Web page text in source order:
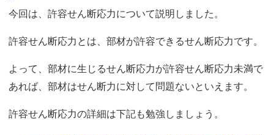
今回は、許容せん断応力について説明しました。
許容せん断応力とは、部材が許容できるせん断応力です。
よって、部材に生じるせん断応力が許容せん断応力未満で
あれば、部材はせん断力に対して問題ないといえます。
許容せん断応力の詳細は下記も勉強しましょう。